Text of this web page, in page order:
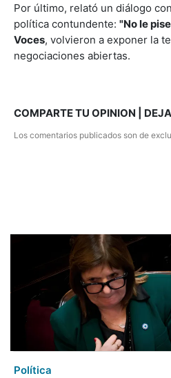
Por último, relató un diálogo
política contundente: "No le
Voces, volvieron a exponer la
negociaciones abiertas.
COMPARTE TU OPINION |
Los comentarios publicados son de
Política